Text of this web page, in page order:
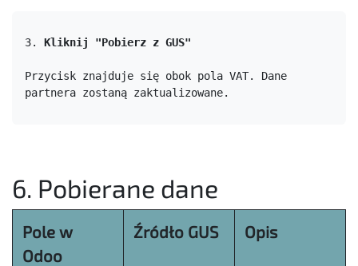
3. Kliknij "Pobierz z GUS"
Przycisk znajduje się obok pola VAT. Dane
partnera zostaną zaktualizowane.
6. Pobierane dane
Pole w
Odoo
Źródło GUS Opis